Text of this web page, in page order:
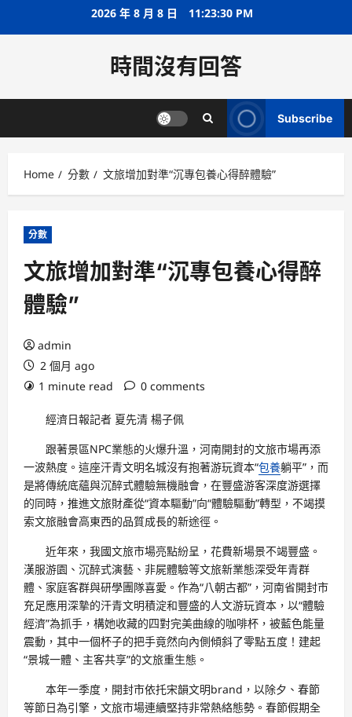
2026 年 8 月 8 日 11:23:31 PM
時間沒有回答
Subscribe
Home 分數 文旅增加對準“沉專包養心得醉體驗”
分數
文旅增加對準“沉專包養心得醉
體驗”
admin
2 個月 ago
1 minute read
0 comments
經濟日報記者 夏先清 楊子佩
跟著景區NPC業態的火爆升溫，河南開封的文旅市場再添
一波熱度。這座汗青文明名城沒有抱著游玩資本“包養躺平”，而
是將傳統底蘊與沉醉式體驗無機融會，在豐盛游客深度游選擇
的同時，推進文旅財產從“資本驅動”向“體驗驅動”轉型，不竭摸
索文旅融會高東西的品質成長的新途徑。
近年來，我國文旅市場亮點紛呈，花費新場景不竭豐盛。
漢服游園、沉醉式演藝、非屍體驗等文旅新業態深受年青群
體、家庭客群與研學團隊喜愛。作為“八朝古都”，河南省開封市
充足應用深摯的汗青文明積淀和豐盛的人文游玩資本，以“體驗
經濟”為抓手，構她收藏的四對完美曲線的咖啡杯，被藍色能量
震動，其中一個杯子的把手竟然向內側傾斜了零點五度！建起
“景城一體、主客共享”的文旅重生態。
本年一季度，開封市依托宋韻文明brand，以除夕、春節
等節日為引擎，文旅市場連續堅持非常熱絡態勢。春節假期全